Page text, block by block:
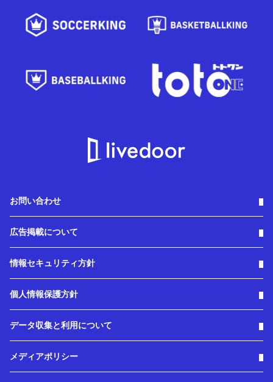
お問い合わせ
広告掲載について
情報セキュリティ方針
個人情報保護方針
データ収集と利用について
メディアポリシー